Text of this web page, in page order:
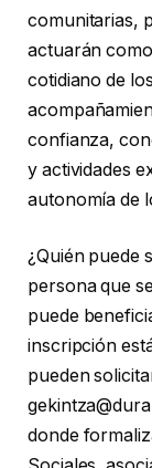
comunitarias,
actuarán
cotidiano de
confianza,
y actividades
autonomía de
¿Quién puede
persona que
puede
inscripción
pueden
donde